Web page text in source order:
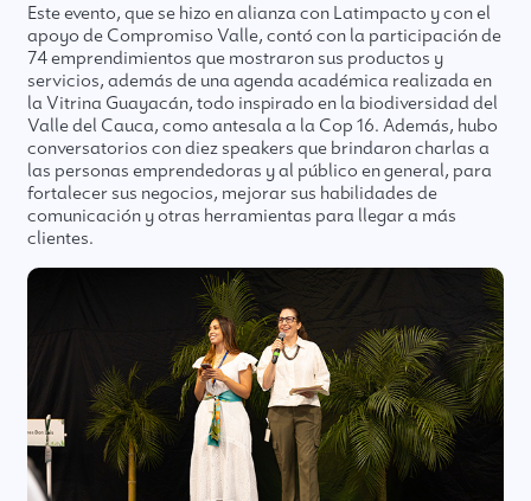
Este evento, que se hizo en alianza con Latimpacto y con el
apoyo de Compromiso Valle, contó con la participación de
74 emprendimientos que mostraron sus productos y
servicios, además de una agenda académica realizada en
la Vitrina Guayacán, todo inspirado en la biodiversidad del
Valle del Cauca, como antesala a la Cop 16. Además, hubo
conversatorios con diez speakers que brindaron charlas a
las personas emprendedoras y al público en general, para
fortalecer sus negocios, mejorar sus habilidades de
comunicación y otras herramientas para llegar a más
clientes.